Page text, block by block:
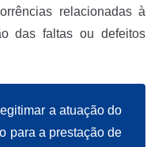
relacionadas à
das faltas ou defeitos
a atuação do
para a prestação de